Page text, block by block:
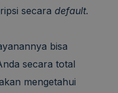
secara default.
bisa
secara total
mengetahui